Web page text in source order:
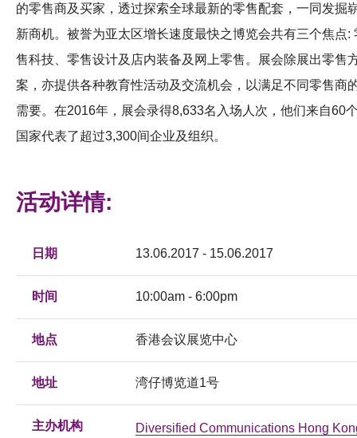
会籍
的零售商及买家，透过探索全球最新的零售配套，一同发掘
新商机。被誉为亚太区增长速度最快之博览会共有三个焦点:
售科技、零售设计及店内装备及网上零售。展会除展出零售
案，亦提供各种教育性活动及交流机会，以满足不同零售商
需要。在2016年，展会录得8,633名入场人次，他们来自60
国家代表了超过3,300间企业及组织。
活动详情:
日期 13.06.2017 - 15.06.2017
时间 10:00am - 6:00pm
地点 香港会议展览中心
地址 湾仔博览道1号
主办机构 Diversified Communications Hong